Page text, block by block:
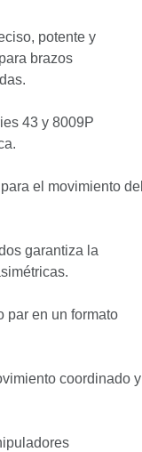
potente y
brazos
43 y 8009P
el movimiento del
garantiza la
par en un formato
coordinado y